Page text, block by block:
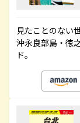
見たことのない
沖永良部島・徳
ド。